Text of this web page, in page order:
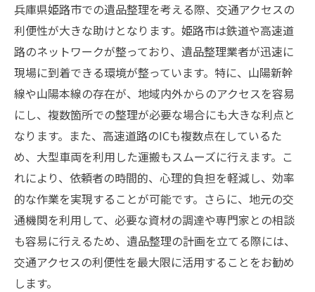
遺品整理で見落としがちなポイントとその対策
価値のある遺品を見落とさないためのチェ
ックポイント
重要書類や貴重品の確認と保管方法
意外なところに眠る大切な遺品の発見
遺品整理で出てくる思い出の品の扱い方
遺族間のトラブルを避けるためのコミュニ
ケーション
見落としがちな法的手続きとその対応策
兵庫県姫路市での遺品整理で活用できる地域の
施設とサービス
地元のリサイクルショップと買取サービス
兵庫県姫路市での遺品整理を考える際、交通アクセスの
利便性が大きな助けとなります。姫路市は鉄道や高速道
路のネットワークが整っており、遺品整理業者が迅速に
現場に到着できる環境が整っています。特に、山陽新幹
線や山陽本線の存在が、地域内外からのアクセスを容易
にし、複数箇所での整理が必要な場合にも大きな利点と
なります。また、高速道路のICも複数点在しているた
め、大型車両を利用した運搬もスムーズに行えます。こ
れにより、依頼者の時間的、心理的負担を軽減し、効率
的な作業を実現することが可能です。さらに、地元の交
通機関を利用して、必要な資材の調達や専門家との相談
も容易に行えるため、遺品整理の計画を立てる際には、
交通アクセスの利便性を最大限に活用することをお勧め
します。